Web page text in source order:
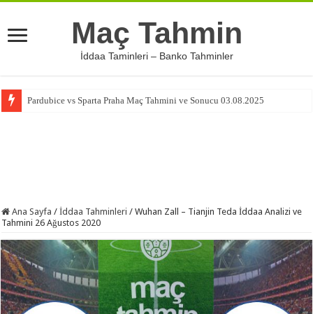
Maç Tahmin
İddaa Taminleri – Banko Tahminler
Pardubice vs Sparta Praha Maç Tahmini ve Sonucu 03.08.2025
Ana Sayfa / İddaa Tahminleri / Wuhan Zall – Tianjin Teda İddaa Analizi ve
Tahmini 26 Ağustos 2020